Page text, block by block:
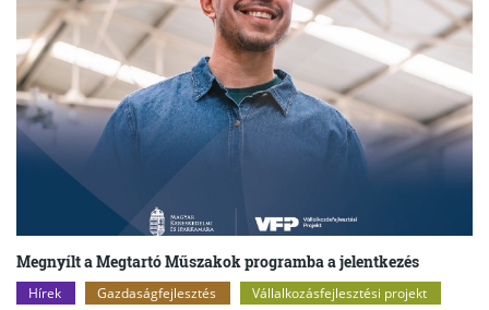
Megnyílt a Megtartó Műszakok programba a jelentkezés
Hírek Gazdaságfejlesztés Vállalkozásfejlesztési projekt